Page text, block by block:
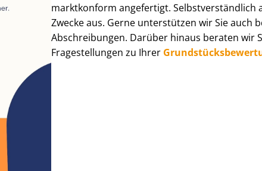
marktkonform angefertigt. Selbst­ver­ständ­lich
Zwecke aus. Gerne unterstützen wir Sie auch
Abschreibungen. Darüber hinaus beraten wir
Fragestellungen zu Ihrer